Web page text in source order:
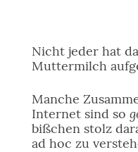
Nicht jeder hat
Muttermilch
Manche
Internet sind so
bißchen stolz
ad hoc zu